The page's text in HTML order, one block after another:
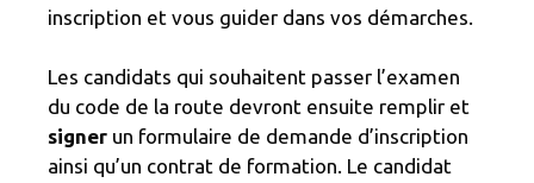
inscription et vous guider dans vos démarches.
Les candidats qui souhaitent passer l’examen
du code de la route devront ensuite remplir et
signer un formulaire de demande d’inscription
ainsi qu’un contrat de formation. Le candidat